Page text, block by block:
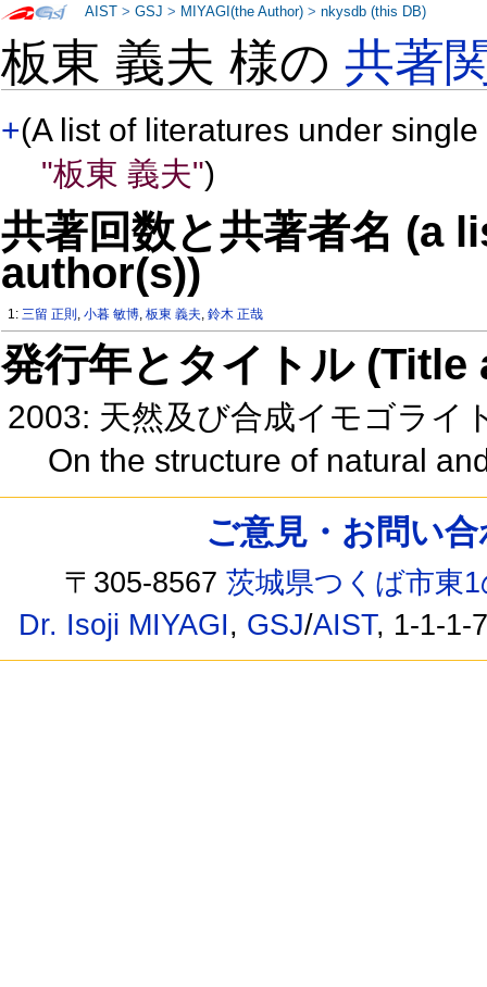
板東 義夫 様の共著
+(A list of literatures under
"板東 義夫")
共著回数と共著者名 (a
author(s))
1:三留 正則 ,小暮 敏博,板東 義夫,鈴木 正哉
発行年とタイトル
2003: 天然及び合成イモゴライ
On the structure of natural
AIST >GSJ > MIYAGI(the Author) >nkysdb (this DB)
ご意見・お問い
〒305-8567茨城県つくば市東
Dr. Isoji MIYAGI, GSJ/AIST, 1-1-1-